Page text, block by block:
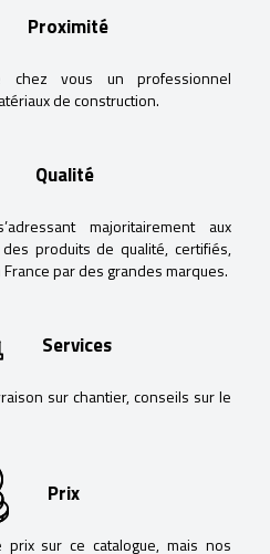
Proximité
vous un professionnel
de construction.
Qualité
majoritairement aux
produits de qualité, certifiés,
par des grandes marques.
Services
sur chantier, conseils sur le
Prix
sur ce catalogue, mais nos